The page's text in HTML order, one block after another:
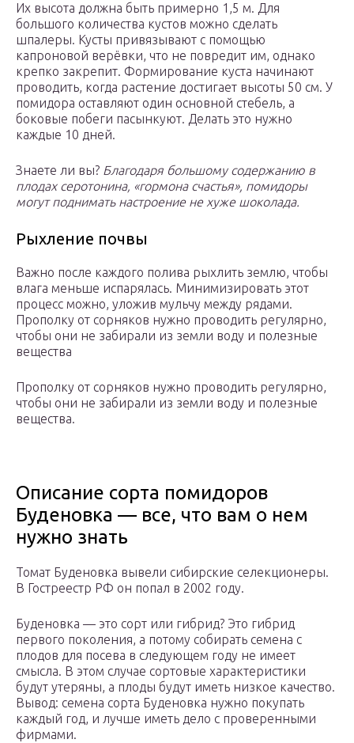
Их высота должна быть примерно 1,5 м. Для
большого количества кустов можно сделать
шпалеры. Кусты привязывают с помощью
капроновой верёвки, что не повредит им, однако
крепко закрепит. Формирование куста начинают
проводить, когда растение достигает высоты 50 см. У
помидора оставляют один основной стебель, а
боковые побеги пасынкуют. Делать это нужно
каждые 10 дней.
Знаете ли вы? Благодаря большому содержанию в
плодах серотонина, «гормона счастья», помидоры
могут поднимать настроение не хуже шоколада.
Рыхление почвы
Важно после каждого полива рыхлить землю, чтобы
влага меньше испарялась. Минимизировать этот
процесс можно, уложив мульчу между рядами.
Прополку от сорняков нужно проводить регулярно,
чтобы они не забирали из земли воду и полезные
вещества
Прополку от сорняков нужно проводить регулярно,
чтобы они не забирали из земли воду и полезные
вещества.
Описание сорта помидоров
Буденовка — все, что вам о нем
нужно знать
Томат Буденовка вывели сибирские селекционеры.
В Гостреестр РФ он попал в 2002 году.
Буденовка — это сорт или гибрид? Это гибрид
первого поколения, а потому собирать семена с
плодов для посева в следующем году не имеет
смысла. В этом случае сортовые характеристики
будут утеряны, а плоды будут иметь низкое качество.
Вывод: семена сорта Буденовка нужно покупать
каждый год, и лучше иметь дело с проверенными
фирмами.